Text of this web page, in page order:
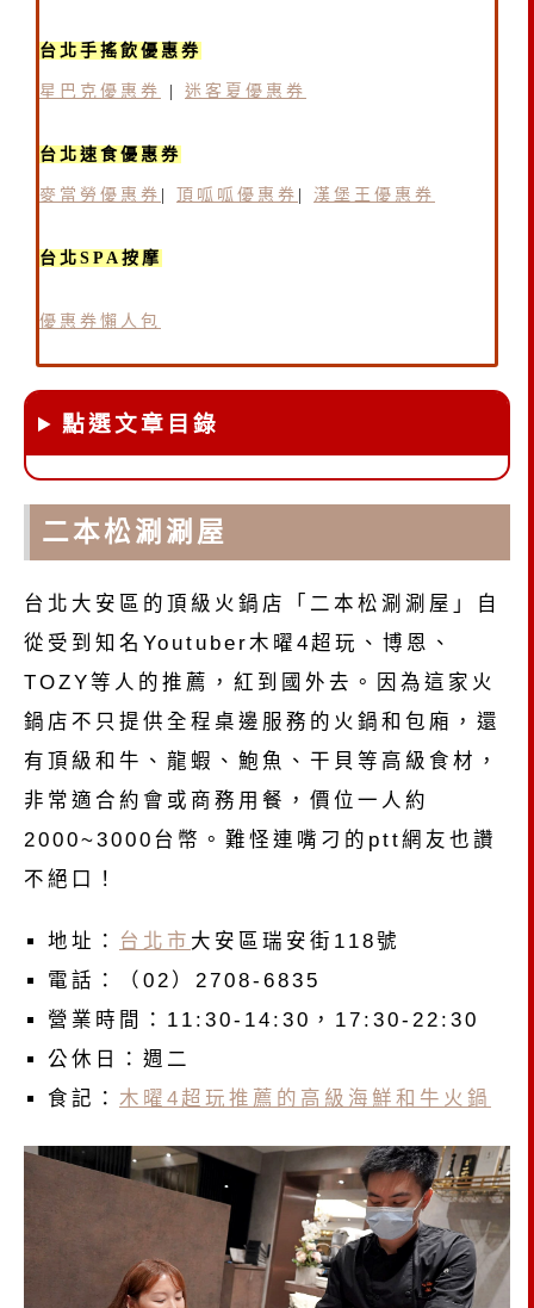
台北手搖飲優惠券
星巴克優惠券 迷客夏優惠券
台北速食優惠券
麥當勞優惠券 頂呱呱優惠券 漢堡王優惠券
台北SPA按摩
優惠券懶人包
點選文章目錄
二本松涮涮屋
台北大安區的頂級火鍋店「二本松涮涮屋」自
從受到知名Youtuber木曜4超玩、博恩、
TOZY等人的推薦，紅到國外去。因為這家火
鍋店不只提供全程桌邊服務的火鍋和包廂，還
有頂級和牛、龍蝦、鮑魚、干貝等高級食材，
非常適合約會或商務用餐，價位一人約
2000~3000台幣。難怪連嘴刁的ptt網友也讚
不絕口！
地址： 台北市 大安區瑞安街118號
電話：（02）2708-6835
營業時間：11:30-14:30，17:30-22:30
公休日：週二
食記： 木曜4超玩推薦的高級海鮮和牛火鍋